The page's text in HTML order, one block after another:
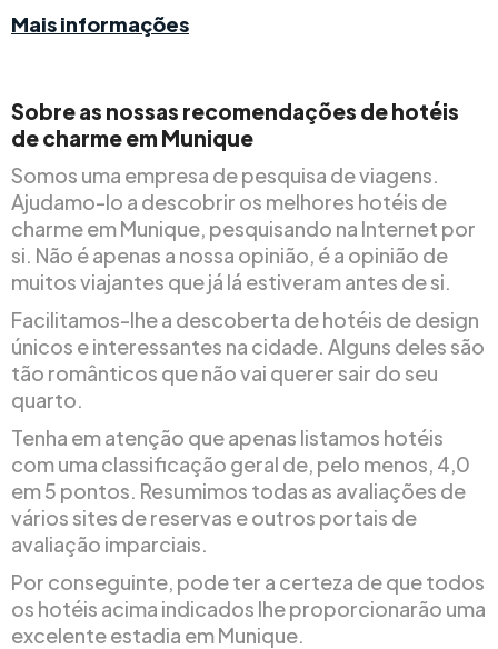
Mais informações
Sobre as nossas recomendações de hotéis
de charme em Munique
Somos uma empresa de pesquisa de viagens.
Ajudamo-lo a descobrir os melhores hotéis de
charme em Munique, pesquisando na Internet por
si. Não é apenas a nossa opinião, é a opinião de
muitos viajantes que já lá estiveram antes de si.
Facilitamos-lhe a descoberta de hotéis de design
únicos e interessantes na cidade. Alguns deles são
tão românticos que não vai querer sair do seu
quarto.
Tenha em atenção que apenas listamos hotéis
com uma classificação geral de, pelo menos, 4,0
em 5 pontos. Resumimos todas as avaliações de
vários sites de reservas e outros portais de
avaliação imparciais.
Por conseguinte, pode ter a certeza de que todos
os hotéis acima indicados lhe proporcionarão uma
excelente estadia em Munique.